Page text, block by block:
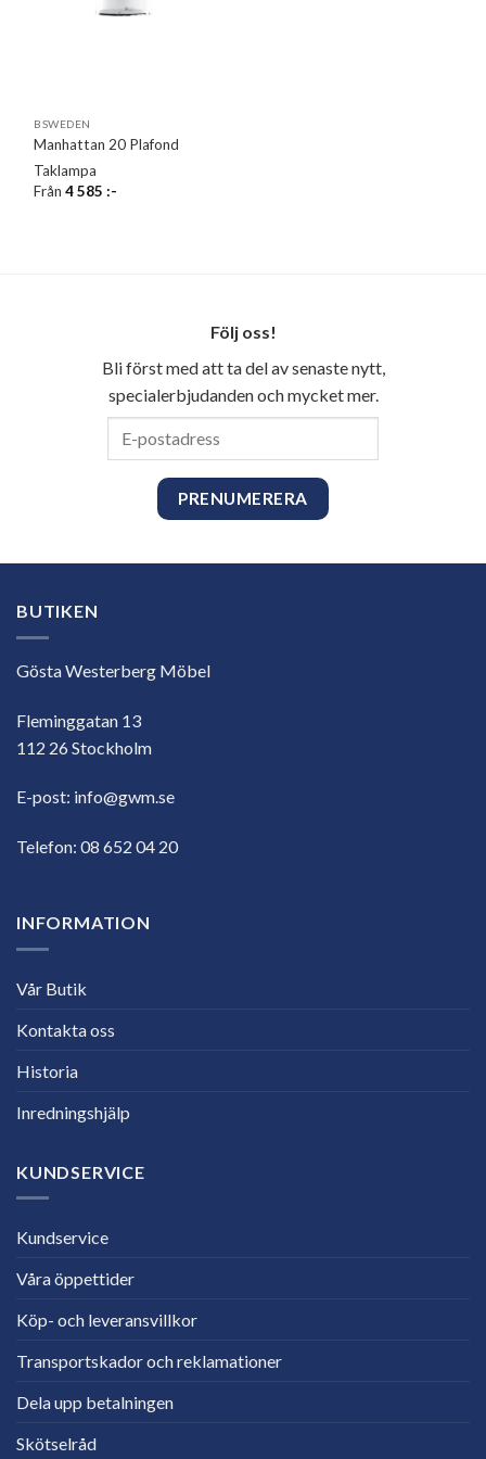
BSWEDEN
Manhattan 20 Plafond
Taklampa
Från4 585:-
Följ oss!
Bli först med att ta del av senaste nytt,
specialerbjudanden och mycket mer.
BUTIKEN
Gösta Westerberg Möbel
Fleminggatan 13
112 26 Stockholm
E-post: info@gwm.se
Telefon: 08 652 04 20
INFORMATION
Vår Butik
Kontakta oss
Historia
Inredningshjälp
KUNDSERVICE
Kundservice
Våra öppettider
Köp- och leveransvillkor
Transportskador och reklamationer
Dela upp betalningen
Skötselråd